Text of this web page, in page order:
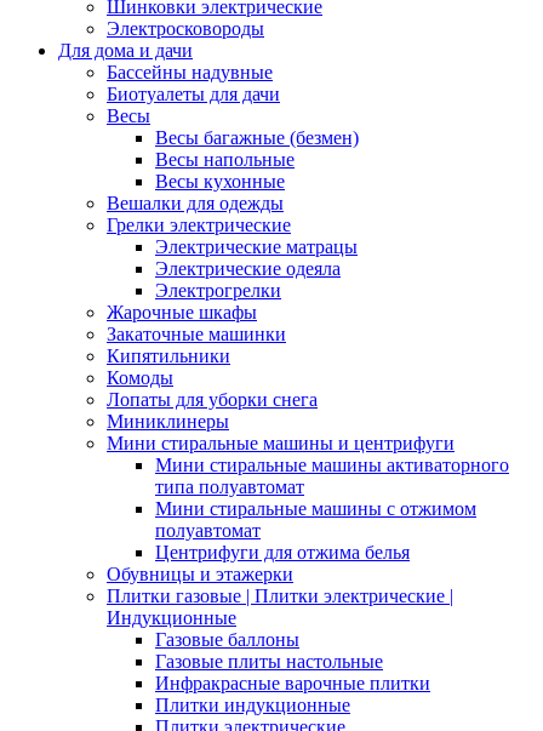
Шинковки электрические
Электросковороды
Для дома и дачи
Бассейны надувные
Биотуалеты для дачи
Весы
Весы багажные (безмен)
Весы напольные
Весы кухонные
Вешалки для одежды
Грелки электрические
Электрические матрацы
Электрические одеяла
Электрогрелки
Жарочные шкафы
Закаточные машинки
Кипятильники
Комоды
Лопаты для уборки снега
Миниклинеры
Мини стиральные машины и центрифуги
Мини стиральные машины активаторного
типа полуавтомат
Мини стиральные машины с отжимом
полуавтомат
Центрифуги для отжима белья
Обувницы и этажерки
Плитки газовые | Плитки электрические |
Индукционные
Газовые баллоны
Газовые плиты настольные
Инфракрасные варочные плитки
Плитки индукционные
Плитки электрические